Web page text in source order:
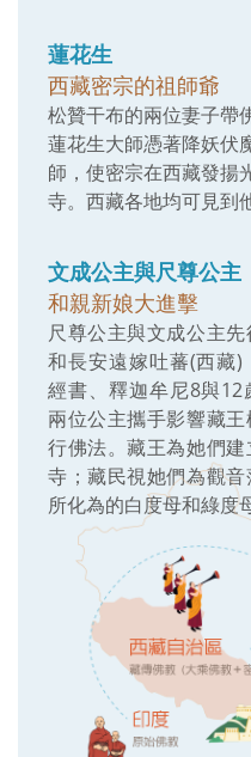
蓮花生
西藏密宗的祖師爺
松贊干布的兩位妻子帶
蓮花生大師憑著降妖伏
師，使密宗在西藏發揚
寺。西藏各地均可見到
文成公主與尺尊公主
和親新娘大進擊
尺尊公主與文成公主
和長安遠嫁吐蕃(西藏)
經書、釋迦牟尼8與12
兩位公主攜手影響藏
行佛法。藏王為她們
寺；藏民視她們為觀
所化為的白度母和綠度